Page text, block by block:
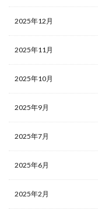
2025年12月
2025年11月
2025年10月
2025年9月
2025年7月
2025年6月
2025年2月